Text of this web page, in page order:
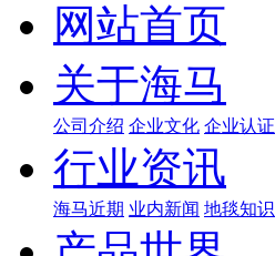
网站首页
关于海马
公司介绍 企业文化 企业认证
行业资讯
海马近期 业内新闻 地毯知识